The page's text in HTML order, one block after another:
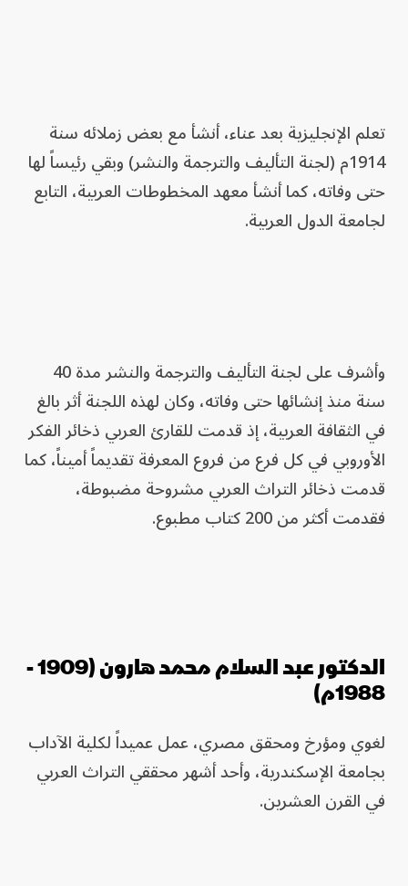
تعلم الإنجليزية بعد عناء، أنشأ مع بعض زملائه سنة
1914م (لجنة التأليف والترجمة والنشر) وبقي رئيساً لها
حتى وفاته، كما أنشأ معهد المخطوطات العربية، التابع
لجامعة الدول العربية.
وأشرف على لجنة التأليف والترجمة والنشر مدة 40
سنة منذ إنشائها حتى وفاته، وكان لهذه اللجنة أثر بالغ
في الثقافة العربية، إذ قدمت للقارئ العربي ذخائر الفكر
الأوروبي في كل فرع من فروع المعرفة تقديماً أميناً، كما
قدمت ذخائر التراث العربي مشروحة مضبوطة،
فقدمت أكثر من 200 كتاب مطبوع.
الدكتور عبد السلام محمد هارون (1909 -
1988م)
لغوي ومؤرخ ومحقق مصري، عمل عميداً لكلية الآداب
بجامعة الإسكندرية، وأحد أشهر محققي التراث العربي
في القرن العشرين.